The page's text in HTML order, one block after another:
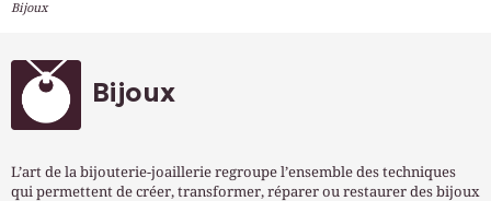
ATELIERS À L’ANNÉE
INFOS PRATIQUES
Bijoux
Bijoux
L’art de la bijouterie-joaillerie regroupe l’ensemble des techniques
qui permettent de créer, transformer, réparer ou restaurer des bijoux